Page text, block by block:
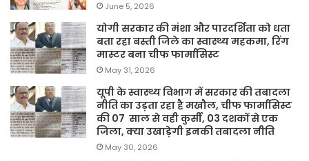
June 5, 2026
योगी सरकार की मंशा और पारदर्शिता को धता
बता रहा बस्ती जिले का स्वास्थ्य महकमा, रिंग
मास्टर बना चीफ फार्मासिस्ट
May 31, 2026
यूपी के स्वास्थ्य विभाग में सरकार की तबादला
नीति का उड़ता रहा है मखौल, चीफ फार्मासिस्ट
की 07 साल से वही कुर्सी, 03 दशकों से एक
जिला, क्या उखाड़ेगी इनकी तबादला नीति
May 30, 2026